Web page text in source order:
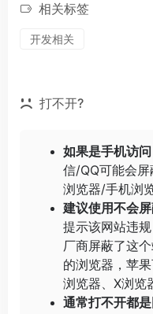
相关标签
开发相关
打不开?
如果是手机访
信/QQ可能会
浏览器/手机浏
建议使用不会屏
提示该网站违
厂商屏蔽了这
的浏览器，苹
浏览器
X浏览
通常打不开都是